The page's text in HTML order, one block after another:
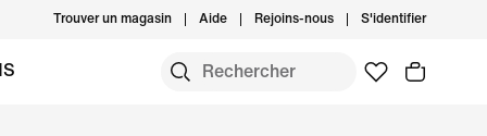
Trouver un magasin Aide Rejoins-nous S'identifier